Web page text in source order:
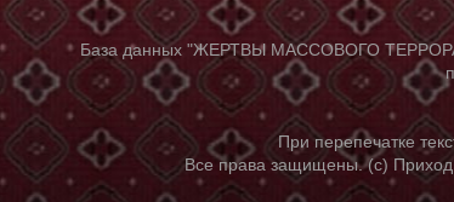
База данных "ЖЕРТВЫ МАССОВОГО ТЕРРОРА,
При перепечатке
Все права защищены. (с) Приход